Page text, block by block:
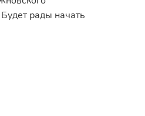
рады начать